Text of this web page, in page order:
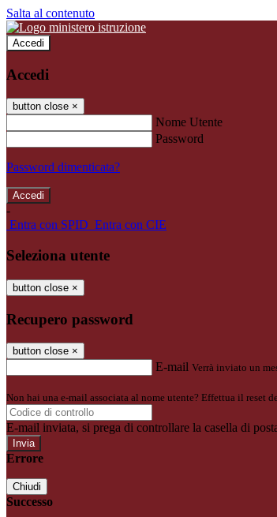
Salta al contenuto
Accedi
Accedi
button close ×
Nome Utente
Password
Password dimenticata?
-
Entra con SPID Entra con CIE
Seleziona utente
button close ×
Recupero password
button close ×
E-mail Verrà inviato un
Non hai una e-mail associata al nome utente? Effettua il reset
E-mail inviata, si prega di controllare la casella di
Errore
Chiudi
Successo